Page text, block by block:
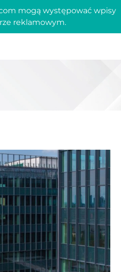
mogą występować wpisy
reklamowym.